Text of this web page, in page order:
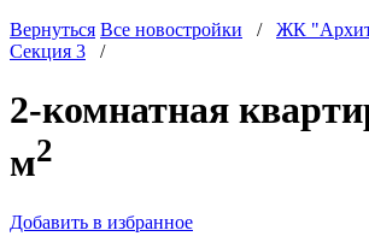
Вернуться Все новостройки / ЖК
Секция 3
/
2-комнатная
м2
Добавить в избранное